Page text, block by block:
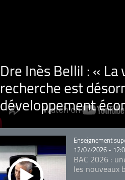
Dre Inès Bellil : «
recherche est
développement
Catégorie
Enseignement
12/07/2026 -
BAC 2026 :
les nouveaux